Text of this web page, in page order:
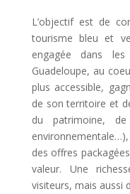
L’objectif est de
tourisme bleu et
engagée dans
Guadeloupe, au
plus accessible,
de son territoire et
du patrimoine,
des offres
valeur. Une
visiteurs, mais aussi